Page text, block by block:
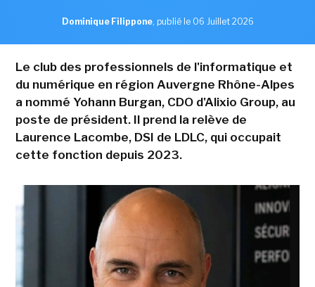
Dominique Filippone, publié le 06 Juillet 2026
Le club des professionnels de l'informatique et
du numérique en région Auvergne Rhône-Alpes
a nommé Yohann Burgan, CDO d'Alixio Group, au
poste de président. Il prend la relève de
Laurence Lacombe, DSI de LDLC, qui occupait
cette fonction depuis 2023.